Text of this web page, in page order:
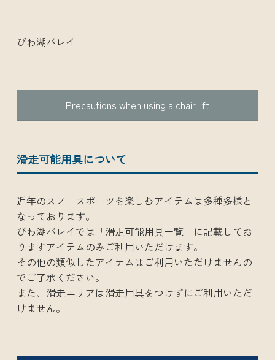
びわ湖バレイ
Precautions when using a chair lift
滑走可能用具について
近年のスノースポーツを楽しむアイテムは多種多様と
なっております。
びわ湖バレイでは「滑走可能用具一覧」に記載してお
りますアイテムのみご利用いただけます。
その他の類似したアイテムはご利用いただけませんの
でご了承ください。
また、滑走エリアは滑走用具をつけずにご利用いただ
けません。